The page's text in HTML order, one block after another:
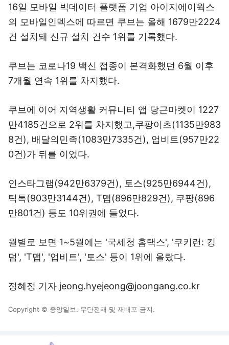
16일 모바일 빅데이터 플랫폼 기업 아이지에이웍스
의 모바일인덱스에 따르면 쿠브는 올해 1679만2224
건 설치돼 신규 설치 건수 1위를 기록했다.
쿠브는 코로나19 백신 접종이 본격화했던 6월 이후
7개월 연속 1위를 차지했다.
쿠브에 이어 지역생활 커뮤니티 앱 당근마켓이 1227
만4185건으로 2위를 차지했고,쿠팡이츠(1135만983
8건), 배달의민족(1083만7335건), 업비트(957만22
0건)가 뒤를 이었다.
인스타그램(942만6379건), 토스(925만6944건),
틱톡(903만3144건), T맵(896만829건), 쿠팡(896
만801건) 등도 10위권에 들었다.
월별로 보면 1~5월에는 '국세청 홈택스', '쿠키런: 킹
덤', 'T맵', '업비트', '토스' 등이 1위에 올랐다.
정혜정 기자 jeong.hyejeong@joongang.co.kr
Copyright © 중앙일보. 무단전재 및 재배포 금지.